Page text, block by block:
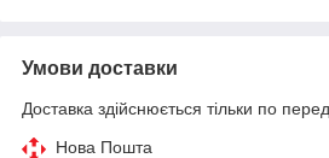
Умови доставки
Доставка здійснюється тільки по
Нова Пошта